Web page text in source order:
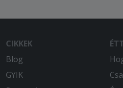
CIKKEK
Blog
GYIK